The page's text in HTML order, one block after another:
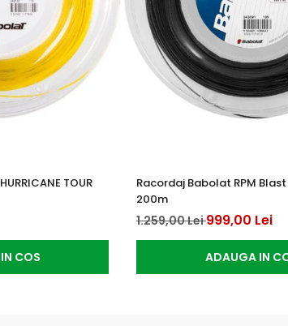
TOUR
COS
Racordaj Babolat RPM Blast
200m
1.259,00 Lei999,00 Lei
ADAUGA IN